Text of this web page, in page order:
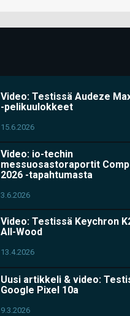
Video: Testissä Audeze
-pelikuulokkeet
15.6.2026
Video: io-techin
messuosastoraportit
2026 -tapahtumasta
3.6.2026
Video: Testissä Keychron
All-Wood
13.4.2026
Uusi artikkeli & video:
Google Pixel 10a
9.3.2026